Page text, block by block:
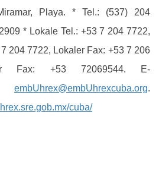
Playa. * Tel.: (537) 204
* Lokale Tel.: +53 7 204 7722,
204 7722, Lokaler Fax: +53 7 206
Fax: +53 72069544. E-
embUhrex@embUhrexcuba.org.
cuba/